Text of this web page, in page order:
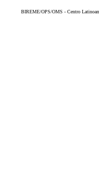
BIREME/OPS/OMS - Centro